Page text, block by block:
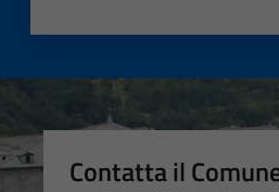
Contatta il